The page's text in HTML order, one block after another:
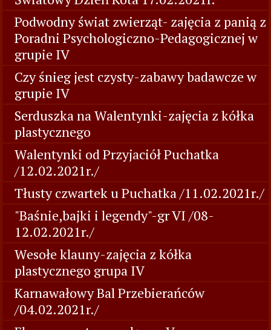
Podwodny świat zwierząt- zajęcia z panią z
Poradni Psychologiczno-Pedagogicznej w
grupie IV
Czy śnieg jest czysty-zabawy badawcze w
grupie IV
Serduszka na Walentynki-zajęcia z kółka
plastycznego
Walentynki od Przyjaciół Puchatka
/12.02.2021r./
Tłusty czwartek u Puchatka /11.02.2021r./
"Baśnie,bajki i legendy"-gr VI /08-
12.02.2021r./
Wesołe klauny-zajęcia z kółka
plastycznego grupa IV
Karnawałowy Bal Przebierańców
/04.02.2021r./